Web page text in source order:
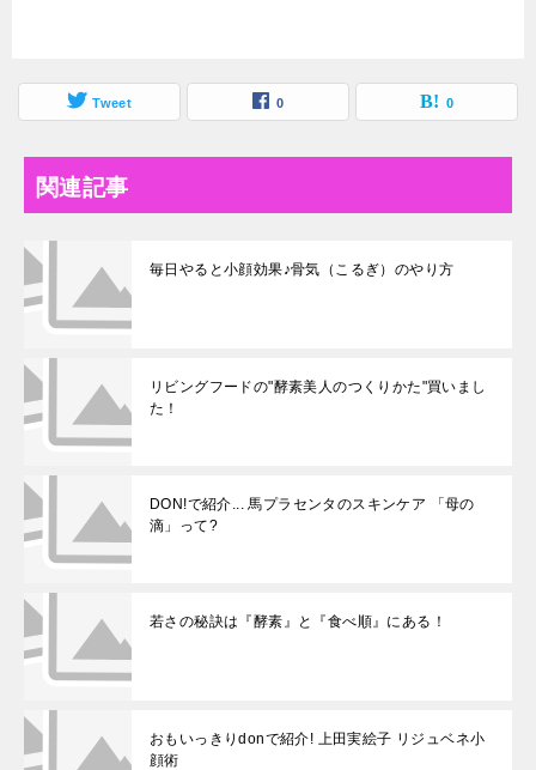
Tweet 0 0
関連記事
毎日やると小顔効果♪骨気（こるぎ）のやり方
リビングフードの"酵素美人のつくりかた"買いまし
た！
DON!で紹介... 馬プラセンタのスキンケア 「母の
滴」って?
若さの秘訣は『酵素』と『食べ順』にある！
おもいっきりdonで紹介! 上田実絵子 リジュベネ小
顔術